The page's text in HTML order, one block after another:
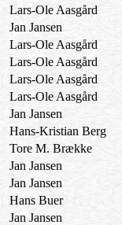
Lars-Ole Aasgård
Jan Jansen
Lars-Ole Aasgård
Lars-Ole Aasgård
Lars-Ole Aasgård
Lars-Ole Aasgård
Jan Jansen
Hans-Kristian Berg
Tore M. Brække
Jan Jansen
Jan Jansen
Hans Buer
Jan Jansen